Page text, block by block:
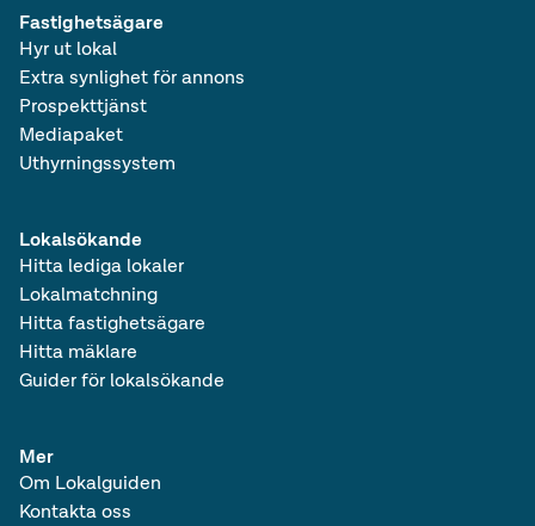
Lokalsökande
Hitta lediga lokaler
Lokalmatchning
Hitta fastighetsägare
Hitta mäklare
Guider för lokalsökande
Fastighetsägare
Hyr ut lokal
Extra synlighet för annons
Prospekttjänst
Mediapaket
Uthyrningssystem
Mer
Om Lokalguiden
Kontakta oss